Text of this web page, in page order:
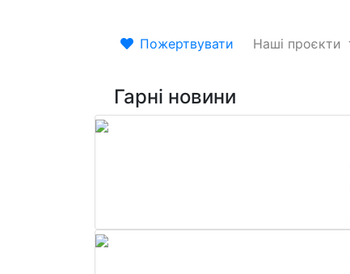
Пожертвувати Наші проєкти
Гарні новини